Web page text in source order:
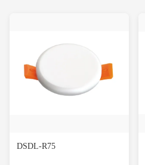
DSDL-R75